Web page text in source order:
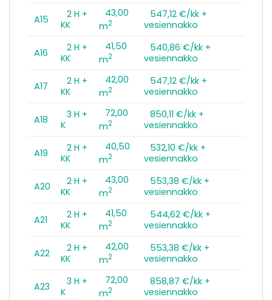
A15
2 H +
KK
43,00
m2
547,12 €/kk +
vesiennakko
A16
2 H +
KK
41,50
m2
540,86 €/kk +
vesiennakko
A17
2 H +
KK
42,00
m2
547,12 €/kk +
vesiennakko
A18
3 H +
K
72,00
m2
850,11 €/kk +
vesiennakko
A19
2 H +
KK
40,50
m2
532,10 €/kk +
vesiennakko
A20
2 H +
KK
43,00
m2
553,38 €/kk +
vesiennakko
A21
2 H +
KK
41,50
m2
544,62 €/kk +
vesiennakko
A22
2 H +
KK
42,00
m2
553,38 €/kk +
vesiennakko
A23
3 H +
K
72,00
m2
858,87 €/kk +
vesiennakko